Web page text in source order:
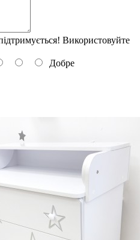
Використовуйте
Добре